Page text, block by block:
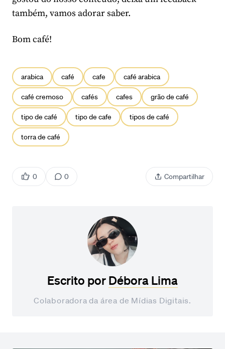
também, vamos adorar saber.
Bom café!
arabica café cafe café arabica
café cremoso cafés cafes grão de café
tipo de café tipo de cafe tipos de café
torra de café
0 0 Compartilhar
Escrito por Débora Lima
Colaboradora da área de Mídias Digitais.